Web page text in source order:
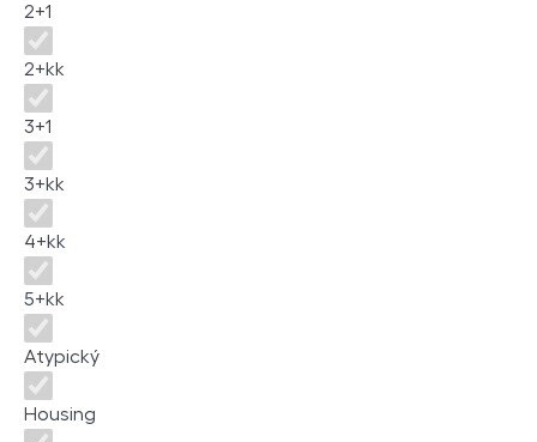
2+1
2+kk
3+1
3+kk
4+kk
5+kk
Atypický
Housing